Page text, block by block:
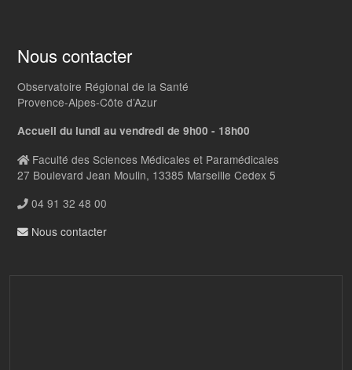
Nous contacter
Observatoire Régional de la Santé
Provence-Alpes-Côte d’Azur
Accueil du lundi au vendredi de 9h00 - 18h00
Faculté des Sciences Médicales et Paramédicales
27 Boulevard Jean Moulin, 13385 Marseille Cedex 5
04 91 32 48 00
Nous contacter